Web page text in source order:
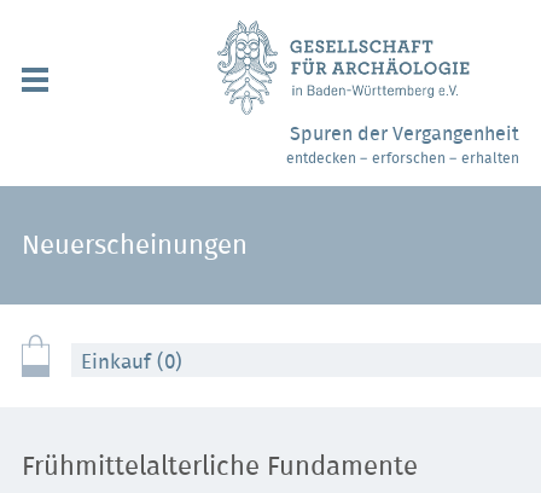
Über uns / Mitgliedschaft
Partner / Links
Webshop
Spuren der Vergangenheit
entdecken – erforschen – erhalten
Neuerscheinungen
Einkauf (0)
Frühmittelalterliche Fundamente